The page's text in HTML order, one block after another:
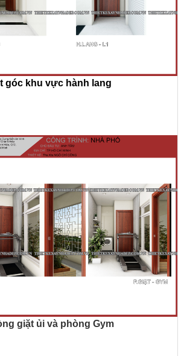
góc khu vực hành lang
giặt ủi và phòng Gym